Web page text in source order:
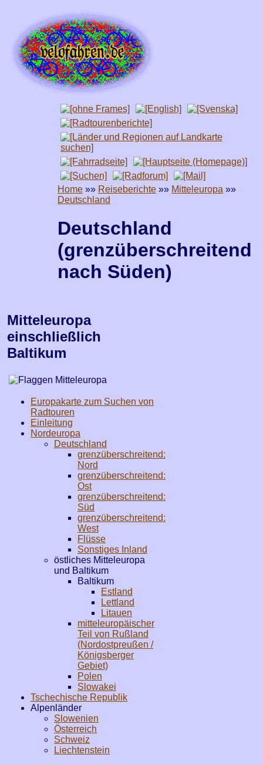
Home»» Reiseberichte»» Mitteleuropa »»
Deutschland
Deutschland
(grenzüberschreitend
nach Süden)
Mitteleuropa
einschließlich
Baltikum
Europakarte zum Suchen von
Radtouren
Einleitung
Nordeuropa
Deutschland
grenzüberschreitend:
Nord
grenzüberschreitend:
Ost
grenzüberschreitend:
Süd
grenzüberschreitend:
West
Flüsse
Sonstiges Inland
östliches Mitteleuropa
und Baltikum
Baltikum
Estland
Lettland
Litauen
mitteleuropäischer
Teil von Rußland
(Nordostpreußen /
Königsberger
Gebiet)
Polen
Slowakei
Tschechische Republik
Alpenländer
Slowenien
Österreich
Schweiz
Liechtenstein